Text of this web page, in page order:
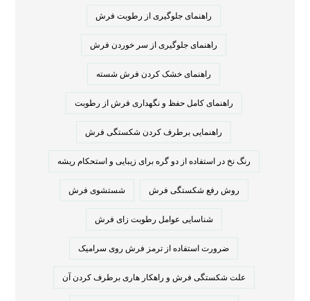
راهنمای جلوگیری از رطوبت فرش
راهنمای جلوگیری از سر خوردن فرش
راهنمای خشک کردن فرش شسته
راهنمای کامل حفظ و نگهداری فرش از رطوبت
راهنمایی برطرف کردن شکستگی فرش
رنگ نخ در استفاده از دو گره برای زیبایی و استحکام ریشه
روش رفع شکستگی فرش شستشوی فرش
شناسایی عوامل رطوبت زای فرش
ضرورت استفاده از ترمز فرش روی سرامیک
علت شکستگی فرش و راهکار هاری برطرف کردن آن